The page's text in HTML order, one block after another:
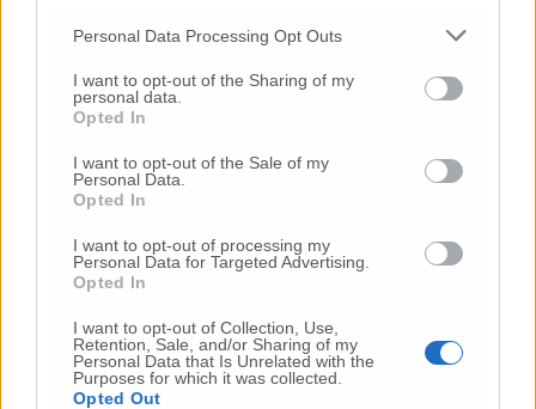
Personal Data Processing Opt Outs
I want to opt-out of the Sharing of my
personal data.
Opted In
I want to opt-out of the Sale of my
Personal Data.
Opted In
I want to opt-out of processing my
Personal Data for Targeted Advertising.
Opted In
I want to opt-out of Collection, Use,
Retention, Sale, and/or Sharing of my
Personal Data that Is Unrelated with the
Purposes for which it was collected.
Opted Out
© RIPRODUZIONE RISERVATA
Vai alla home
Nessun commento presente